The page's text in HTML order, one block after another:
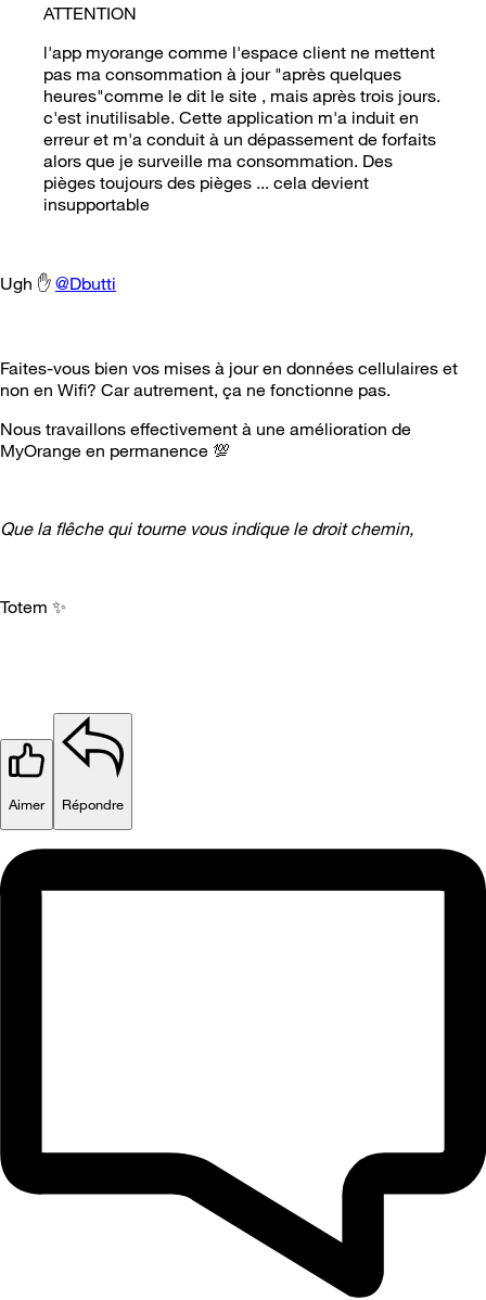
ATTENTION
l'app myorange comme l'espace client ne mettent
pas ma consommation à jour "après quelques
heures"comme le dit le site , mais après trois jours.
c'est inutilisable. Cette application m'a induit en
erreur et m'a conduit à un dépassement de forfaits
alors que je surveille ma consommation. Des
pièges toujours des pièges ... cela devient
insupportable
Ugh ✋ @Dbutti
Faites-vous bien vos mises à jour en données cellulaires et
non en Wifi? Car autrement, ça ne fonctionne pas.
Nous travaillons effectivement à une amélioration de
MyOrange en permanence 💯
Que la flêche qui tourne vous indique le droit chemin,
Totem ✨
Aimer Répondre